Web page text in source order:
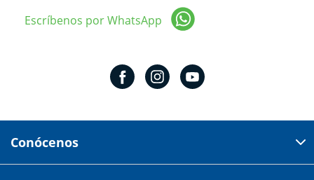
Escríbenos por WhatsApp
Conócenos